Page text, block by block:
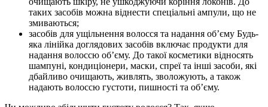
таких засобів можна віднести спеціальні ампули, що не
змиваються;
засобів для ущільнення волосся та надання об’єму Будь-
яка лінійка доглядових засобів включає продукти для
надання волоссю об’єму. До такої косметики відносять
шампуні, кондиціонери, маски, спреї та інші засоби, які
дбайливо очищають, живлять, зволожують, а також
надають волоссю густоти, пишності та об’єму.